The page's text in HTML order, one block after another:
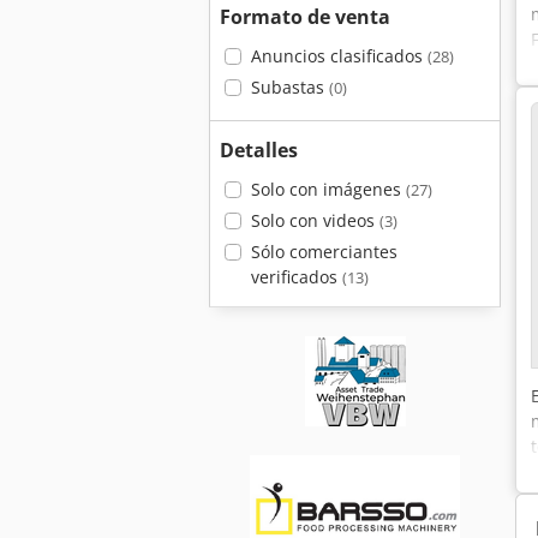
Formato de venta
Anuncios clasificados (28)
Subastas (0)
Detalles
Solo con imágenes (27)
Solo con videos (3)
Sólo comerciantes
verificados (13)